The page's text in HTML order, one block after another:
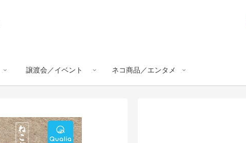
譲渡会／イベント ネコ商品／エンタメ